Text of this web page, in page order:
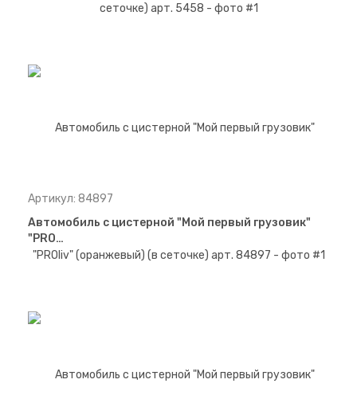
Артикул: 84897
Автомобиль с цистерной "Мой первый грузовик"
"PRO…